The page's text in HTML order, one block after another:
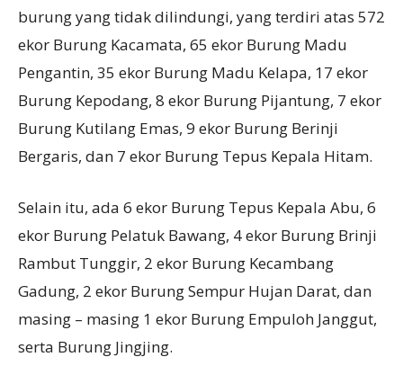
burung yang tidak dilindungi, yang terdiri atas 572
ekor Burung Kacamata, 65 ekor Burung Madu
Pengantin, 35 ekor Burung Madu Kelapa, 17 ekor
Burung Kepodang, 8 ekor Burung Pijantung, 7 ekor
Burung Kutilang Emas, 9 ekor Burung Berinji
Bergaris, dan 7 ekor Burung Tepus Kepala Hitam.
Selain itu, ada 6 ekor Burung Tepus Kepala Abu, 6
ekor Burung Pelatuk Bawang, 4 ekor Burung Brinji
Rambut Tunggir, 2 ekor Burung Kecambang
Gadung, 2 ekor Burung Sempur Hujan Darat, dan
masing – masing 1 ekor Burung Empuloh Janggut,
serta Burung Jingjing.